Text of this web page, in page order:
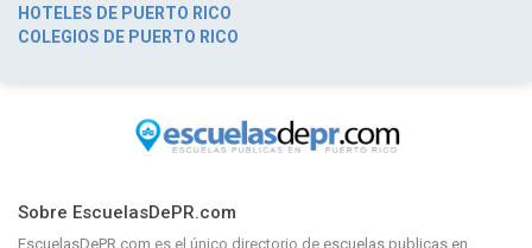
HOTELES DE PUERTO RICO
COLEGIOS DE PUERTO RICO
Sobre EscuelasDePR.com
EscuelasDePR.com es el único directorio de escuelas publicas en